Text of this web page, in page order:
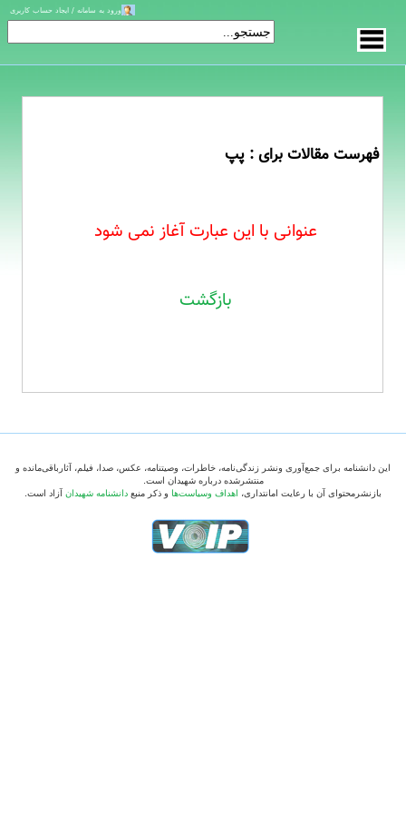
فهرست مقالات برای : پپ
عنوانی با این عبارت آغاز نمی شود
بازگشت
ورود به سامانه / ایجاد حساب کاربری
این دانشنامه برای جمع‌آوری ونشر زندگی‌نامه، خاطرات، وصیتنامه، عکس، صدا، فیلم، آثارباقی‌مانده و
منتشرشده درباره شهیدان است.
بازنشرمحتوای آن با رعایت امانتداری، اهداف وسیاست‌ها و ذکر منبع دانشنامه شهیدان آزاد است.